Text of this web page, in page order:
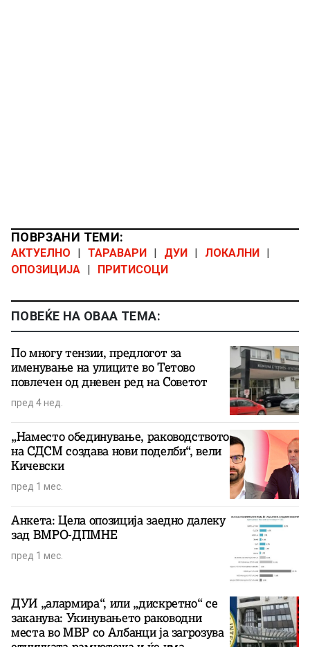
ПОВРЗАНИ ТЕМИ:
АКТУЕЛНО | ТАРАВАРИ | ДУИ | ЛОКАЛНИ |
ОПОЗИЦИЈА | ПРИТИСОЦИ
ПОВЕЌЕ НА ОВАА ТЕМА:
По многу тензии, предлогот за
именување на улиците во Тетово
повлечен од дневен ред на Советот
пред 4 нед.
„Наместо обединување, раководството
на СДСМ создава нови поделби“, вели
Кичевски
пред 1 мес.
Анкета: Цела опозиција заедно далеку
зад ВМРО-ДПМНЕ
пред 1 мес.
ДУИ „алармира“, или „дискретно“ се
заканува: Укинувањето раководни
места во МВР со Албанци ја загрозува